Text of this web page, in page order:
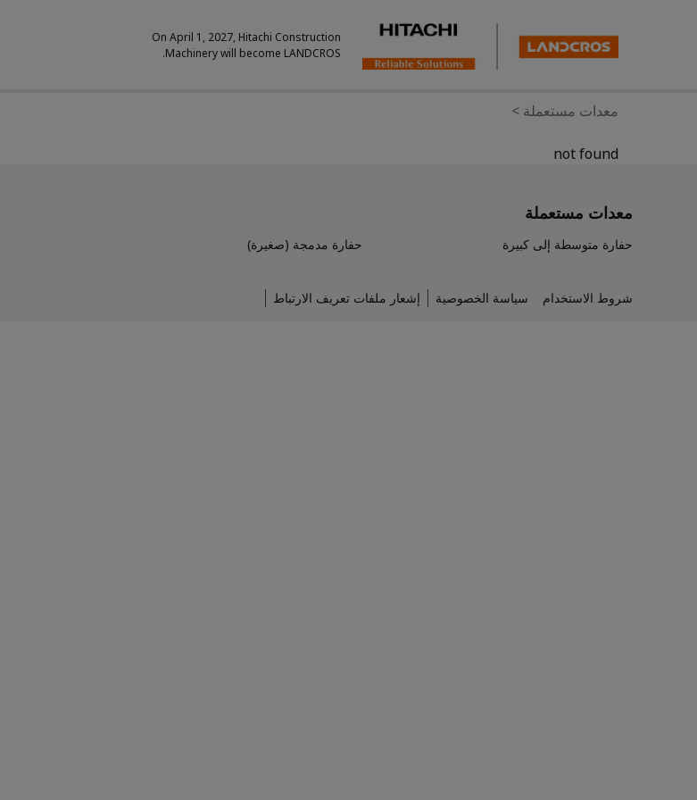
On April 1, 2027, Hitachi Construction
Machinery will become LANDCROS.
معدات مستعملة >
not found
معدات مستعملة
حفارة متوسطة إلى كبيرة حفارة مدمجة (صغيرة)
شروط الاستخدام سياسة الخصوصية إشعار ملفات تعريف الارتباط